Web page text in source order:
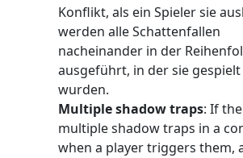
Konflikt, als ein Spieler sie
werden alle Schattenfallen
nacheinander in der
ausgeführt, in der sie gespielt
wurden.
Multiple shadow traps: If
multiple shadow traps in a
when a player triggers them,